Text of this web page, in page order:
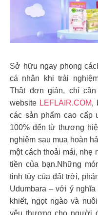
Sở hữu ngay phong
cá nhân khi trải
Thật đơn giản, chỉ
website LEFLAIR.COM,
các sản phẩm cao
100% đến từ thương
nghiệm sau mua hoàn
một cách thoải mái, nhẹ
tiền của bạn.Những
tinh túy của đất trời,
Udumbara – với ý
khiết, ngọt ngào và
yêu thương cho người